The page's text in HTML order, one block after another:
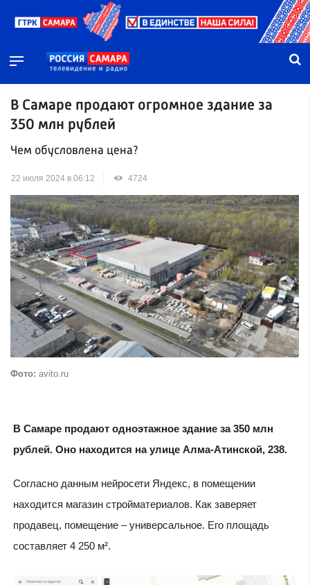
В Самаре продают огромное здание за
350 млн рублей
Чем обусловлена цена?
22 июля 2024 в 06:12 4724
Фото: avito.ru
В Самаре продают одноэтажное здание за 350 млн
рублей. Оно находится на улице Алма-Атинской, 238.
Согласно данным нейросети Яндекс, в помещении
находится магазин стройматериалов. Как заверяет
продавец, помещение – универсальное. Его площадь
составляет 4 250 м².